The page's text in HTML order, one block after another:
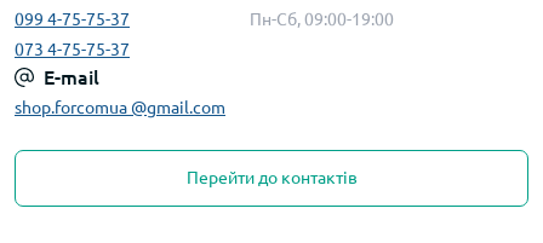
099 4-75-75-37
073 4-75-75-37
Пн-Сб, 09:00-19:00
E-mail
shop.forcomua @gmail.com
Перейти до контактів